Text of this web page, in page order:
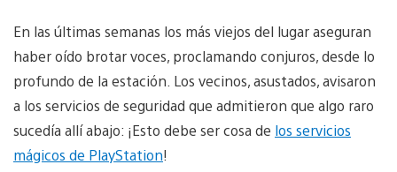
En las últimas semanas los más viejos del lugar aseguran
haber oído brotar voces, proclamando conjuros, desde lo
profundo de la estación. Los vecinos, asustados, avisaron
a los servicios de seguridad que admitieron que algo raro
sucedía allí abajo: ¡Esto debe ser cosa de los servicios
mágicos de PlayStation!